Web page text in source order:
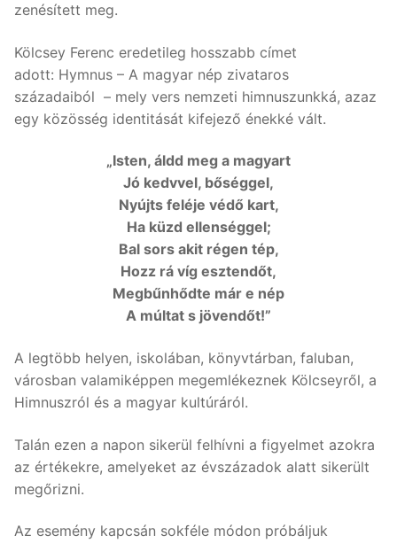
zenésített meg.
Kölcsey Ferenc eredetileg hosszabb címet
adott: Hymnus – A magyar nép zivataros
századaiból – mely vers nemzeti himnuszunkká, azaz
egy közösség identitását kifejező énekké vált.
„Isten, áldd meg a magyart
Jó kedvvel, bőséggel,
Nyújts feléje védő kart,
Ha küzd ellenséggel;
Bal sors akit régen tép,
Hozz rá víg esztendőt,
Megbűnhődte már e nép
A múltat s jövendőt!”
A legtöbb helyen, iskolában, könyvtárban, faluban,
városban valamiképpen megemlékeznek Kölcseyről, a
Himnuszról és a magyar kultúráról.
Talán ezen a napon sikerül felhívni a figyelmet azokra
az értékekre, amelyeket az évszázadok alatt sikerült
megőrizni.
Az esemény kapcsán sokféle módon próbáljuk